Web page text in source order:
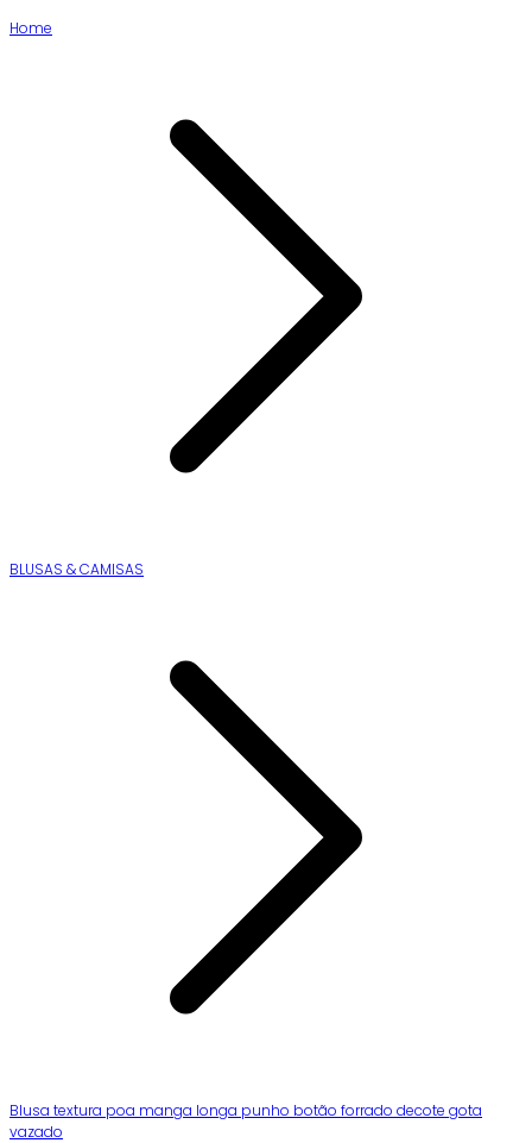
Home
BLUSAS & CAMISAS
Blusa textura poa manga longa punho botão forrado decote gota
vazado